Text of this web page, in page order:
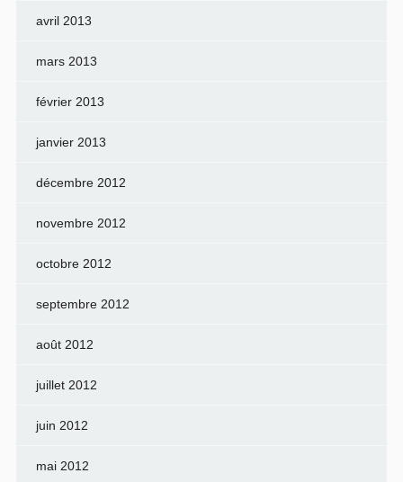
avril 2013
mars 2013
février 2013
janvier 2013
décembre 2012
novembre 2012
octobre 2012
septembre 2012
août 2012
juillet 2012
juin 2012
mai 2012